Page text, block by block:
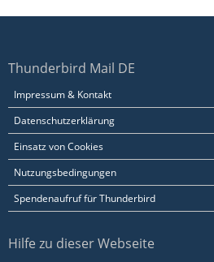
Thunderbird Mail DE
Impressum & Kontakt
Datenschutzerklärung
Einsatz von Cookies
Nutzungsbedingungen
Spendenaufruf für Thunderbird
Hilfe zu dieser Webseite